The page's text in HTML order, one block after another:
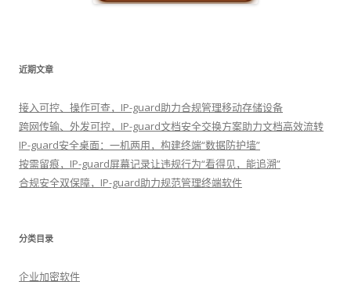
近期文章
接入可控、操作可查，IP-guard助力合规管理移动存储设备
跨网传输、外发可控，IP-guard文档安全交换方案助力文档高效流转
IP-guard安全桌面：一机两用，构建终端“数据防护墙”
按需留痕，IP-guard屏幕记录让违规行为“看得见，能追溯”
合规安全双保障，IP-guard助力规范管理终端软件
分类目录
企业加密软件